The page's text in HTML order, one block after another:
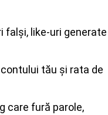
falși, like-uri generate
tău și rata de
care fură parole,